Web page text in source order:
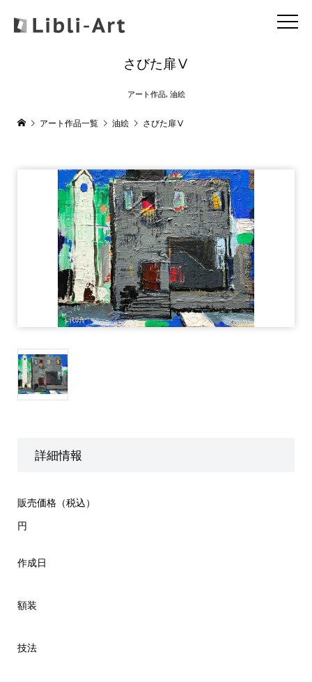
さびた扉Ⅴ
アート作品, 油絵
アート作品一覧 油絵 さびた扉Ⅴ
詳細情報
販売価格（税込）
円
作成日
額装
技法